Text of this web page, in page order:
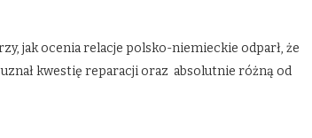
jak ocenia relacje polsko-niemieckie odparł, że
kwestię reparacji oraz absolutnie różną od